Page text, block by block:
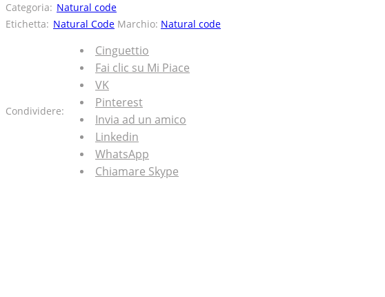
Categoria: Natural code
Etichetta: Natural Code Marchio: Natural code
Condividere:
Cinguettio
Fai clic su Mi Piace
VK
Pinterest
Invia ad un amico
Linkedin
WhatsApp
Chiamare Skype